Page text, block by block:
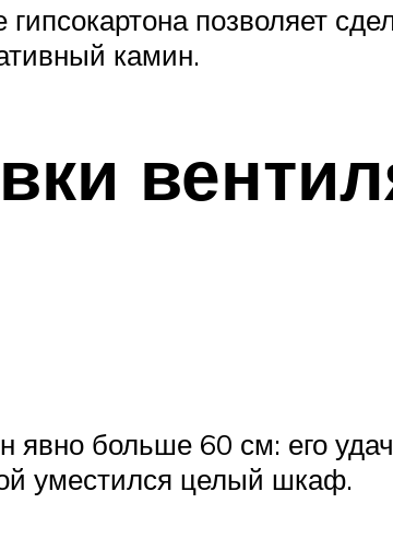
позволяет
камин.
явно больше 60 см: его
уместился целый шкаф.